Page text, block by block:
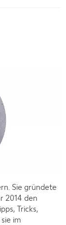
Sie gründete
2014 den
Tricks,
im